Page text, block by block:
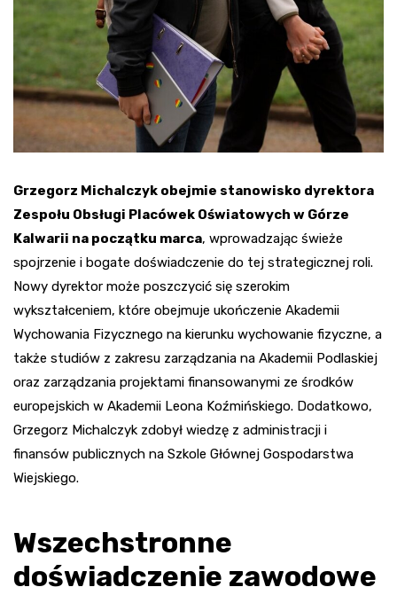
Grzegorz Michalczyk obejmie stanowisko dyrektora
Zespołu Obsługi Placówek Oświatowych w Górze
Kalwarii na początku marca, wprowadzając świeże
spojrzenie i bogate doświadczenie do tej strategicznej roli.
Nowy dyrektor może poszczycić się szerokim
wykształceniem, które obejmuje ukończenie Akademii
Wychowania Fizycznego na kierunku wychowanie fizyczne, a
także studiów z zakresu zarządzania na Akademii Podlaskiej
oraz zarządzania projektami finansowanymi ze środków
europejskich w Akademii Leona Koźmińskiego. Dodatkowo,
Grzegorz Michalczyk zdobył wiedzę z administracji i
finansów publicznych na Szkole Głównej Gospodarstwa
Wiejskiego.
Wszechstronne
doświadczenie zawodowe